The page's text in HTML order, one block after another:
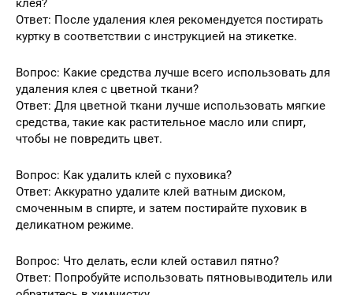
клея?
Ответ: После удаления клея рекомендуется постирать
куртку в соответствии с инструкцией на этикетке.
Вопрос: Какие средства лучше всего использовать для
удаления клея с цветной ткани?
Ответ: Для цветной ткани лучше использовать мягкие
средства, такие как растительное масло или спирт,
чтобы не повредить цвет.
Вопрос: Как удалить клей с пуховика?
Ответ: Аккуратно удалите клей ватным диском,
смоченным в спирте, и затем постирайте пуховик в
деликатном режиме.
Вопрос: Что делать, если клей оставил пятно?
Ответ: Попробуйте использовать пятновыводитель или